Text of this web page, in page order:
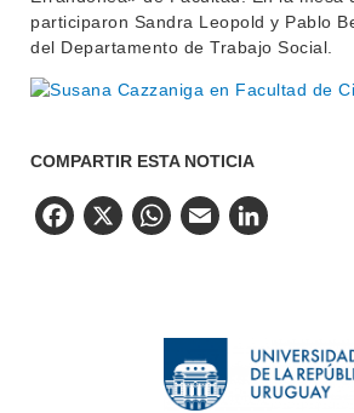
participaron Sandra Leopold y Pablo
del Departamento de Trabajo Social.
COMPARTIR ESTA NOTICIA
Facebook
X WhatsApp
Email